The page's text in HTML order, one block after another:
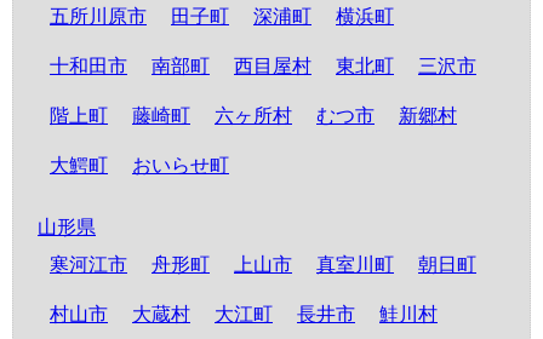
五所川原市 田子町 深浦町 横浜町
十和田市 南部町 西目屋村 東北町 三沢市
階上町 藤崎町 六ヶ所村 むつ市 新郷村
大鰐町 おいらせ町
山形県
寒河江市
舟形町 上山市 真室川町 朝日町
村山市 大蔵村 大江町 長井市 鮭川村